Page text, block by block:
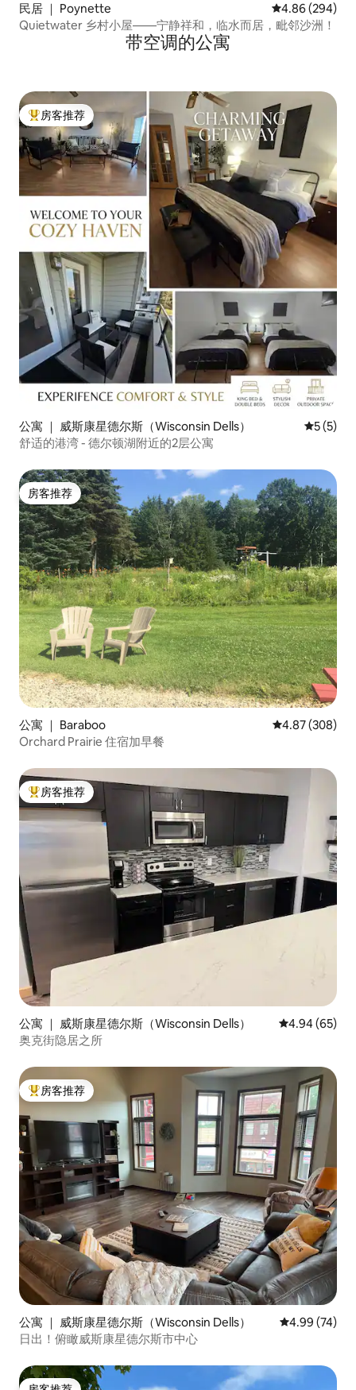
民居 ｜ Poynette 平均评分 4.86
4.86 (294)
Quietwater 乡村小屋——宁静祥和，临水而居，毗邻沙洲！
带空调的公寓
热门「房客推荐」
房客推荐
公寓 ｜ 威斯康星德尔斯（Wisconsin Dells） 平均评分
5 (5)
舒适的港湾 - 德尔顿湖附近的2层公寓
房客推荐
房客推荐
公寓 ｜ Baraboo 平均评分 4.87
4.87 (308)
Orchard Prairie 住宿加早餐
热门「房客推荐」
房客推荐
公寓 ｜ 威斯康星德尔斯（Wisconsin Dells） 平均评分 4.94
4.94 (65)
奥克街隐居之所
热门「房客推荐」
房客推荐
公寓 ｜ 威斯康星德尔斯（Wisconsin Dells） 平均评分
4.99 (74)
日出！俯瞰威斯康星德尔斯市中心